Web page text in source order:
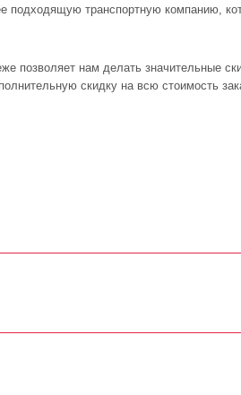
транспортную компанию,
нам делать значительные
скидку на всю стоимость